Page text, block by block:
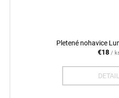
Pletené nohavice
€18 /
DETAIL